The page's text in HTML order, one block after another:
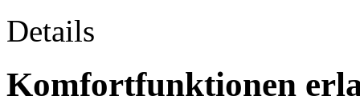
Details
Komfortfunktionen